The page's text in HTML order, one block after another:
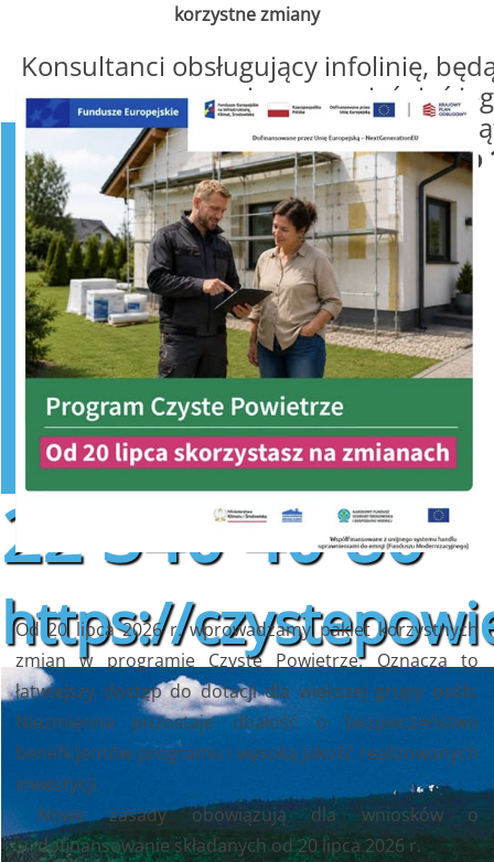
Konsultanci obsługujący infolinię,
o programie oraz wyjaśniać
od poniedziałku do
w godzinachod 8:00 do
22 340 40 80
https://
korzystne zmiany
Od 20 lipca 2026 r. wprowadzamy pakiet korzystnych
zmian w programie Czyste Powietrze. Oznacza to
łatwiejszy dostęp do dotacji dla większej grupy osób.
Niezmienna pozostaje dbałość o bezpieczeństwo
beneficjentów programu i wysoką jakość realizowanych
inwestycji.
Nowe zasady obowiązują dla wniosków o
dofinansowanie składanych od 20 lipca 2026 r.